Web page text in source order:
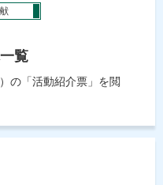
覧
の「活動紹介票」を閲